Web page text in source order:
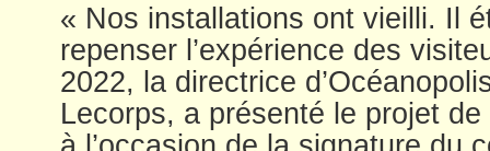
« Nos installations ont vieilli. Il
repenser l’expérience des
2022, la directrice
Lecorps, a présenté le projet